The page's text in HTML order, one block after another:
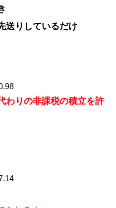
送りしているだけ
わりの非課税の積立を許